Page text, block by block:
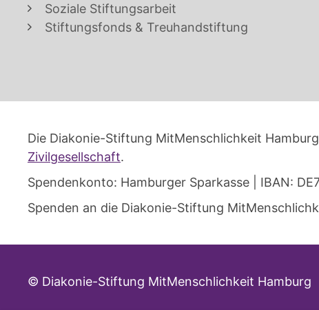
Soziale Stiftungsarbeit
Stiftungsfonds & Treuhandstiftung
Die Diakonie-Stiftung MitMenschlichkeit
Zivilgesellschaft.
Spendenkonto: Hamburger Sparkasse | IBAN:
Spenden an die Diakonie-Stiftung
© Diakonie-Stiftung MitMenschlichkeit Hamburg